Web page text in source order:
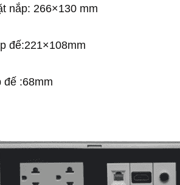
nắp: 266×130 mm
đế:221×108mm
đế :68mm